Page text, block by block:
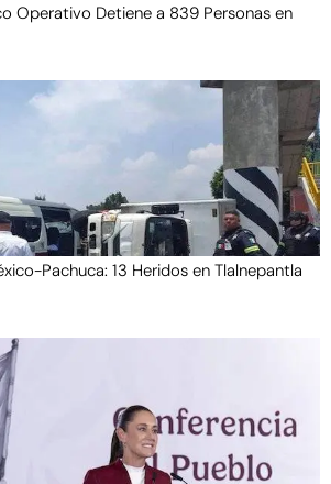
Operativo Detiene a 839 Personas en
Pachuca: 13 Heridos en Tlalnepantla